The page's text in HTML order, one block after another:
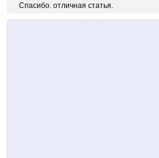
Спасибо. отличная статья.